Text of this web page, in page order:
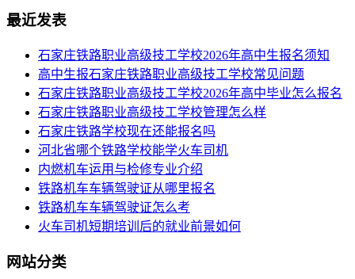
最近发表
​石家庄铁路职业高级技工学校2026年高中生报名须知
高中生报石家庄铁路职业高级技工学校常见问题
石家庄铁路职业高级技工学校2026年高中毕业怎么报名
石家庄铁路职业高级技工学校管理怎么样
石家庄铁路学校现在还能报名吗
河北省哪个铁路学校能学火车司机
内燃机车运用与检修专业介绍
铁路机车车辆驾驶证从哪里报名
铁路机车车辆驾驶证怎么考
火车司机短期培训后的就业前景如何
网站分类